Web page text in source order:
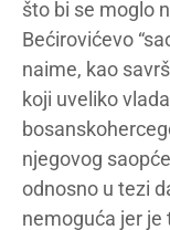
što bi se moglo
Bećirovićevo
naime, kao
koji uveliko
njegovog
odnosno u tezi
nemoguća jer je